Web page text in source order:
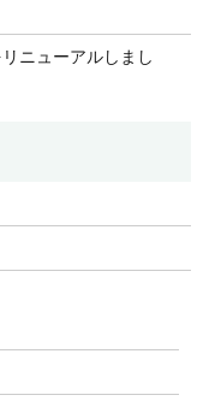
ニューアルしまし